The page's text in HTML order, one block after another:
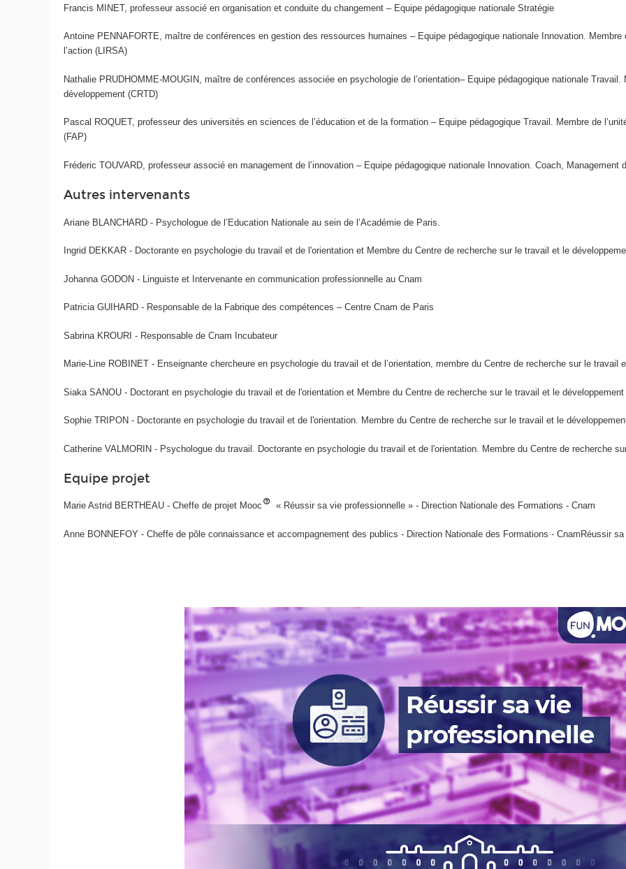
Francis MINET, professeur associé en organisation et conduite du changement – Equipe pédagogique nationale Stratégie
Antoine PENNAFORTE, maître de conférences en gestion des ressources humaines – Equipe pédagogique nationale Innovation.
l’action (LIRSA)
Nathalie PRUDHOMME-MOUGIN, maître de conférences associée en psychologie de l’orientation– Equipe pédagogique nationale
développement (CRTD)
Pascal ROQUET, professeur des universités en sciences de l’éducation et de la formation – Equipe pédagogique Travail. Membre de
(FAP)
Fréderic TOUVARD, professeur associé en management de l’innovation – Equipe pédagogique nationale Innovation. Coach,
Autres intervenants
Ariane BLANCHARD - Psychologue de l’Education Nationale au sein de l’Académie de Paris.
Ingrid DEKKAR - Doctorante en psychologie du travail et de l'orientation et Membre du Centre de recherche sur le travail et le
Johanna GODON - Linguiste et Intervenante en communication professionnelle au Cnam
Patricia GUIHARD - Responsable de la Fabrique des compétences – Centre Cnam de Paris
Sabrina KROURI - Responsable de Cnam Incubateur
Marie-Line ROBINET - Enseignante chercheure en psychologie du travail et de l’orientation, membre du Centre de recherche sur le
Siaka SANOU - Doctorant en psychologie du travail et de l'orientation et Membre du Centre de recherche sur le travail et le développement
Sophie TRIPON - Doctorante en psychologie du travail et de l'orientation. Membre du Centre de recherche sur le travail et le
Catherine VALMORIN - Psychologue du travail. Doctorante en psychologie du travail et de l'orientation. Membre du Centre de recherche
Equipe projet
Marie Astrid BERTHEAU - Cheffe de projet Mooc « Réussir sa vie professionnelle » - Direction Nationale des Formations - Cnam
Anne BONNEFOY - Cheffe de pôle connaissance et accompagnement des publics - Direction Nationale des Formations - CnamRéussir